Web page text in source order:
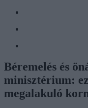
Béremelés és
minisztérium:
megalakuló